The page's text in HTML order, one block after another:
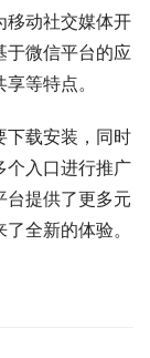
移动社交媒体开
于微信平台的应
等特点。
下载安装，同时
个入口进行推广
台提供了更多元
全新的体验。